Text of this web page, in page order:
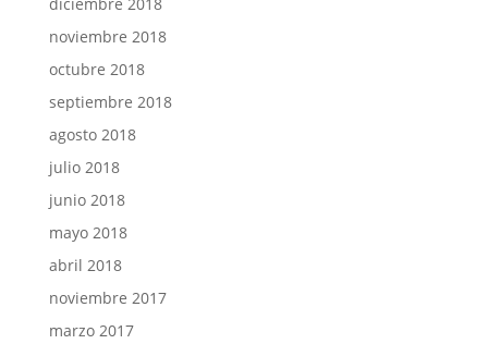
noviembre 2018
octubre 2018
septiembre 2018
agosto 2018
julio 2018
junio 2018
mayo 2018
abril 2018
noviembre 2017
marzo 2017